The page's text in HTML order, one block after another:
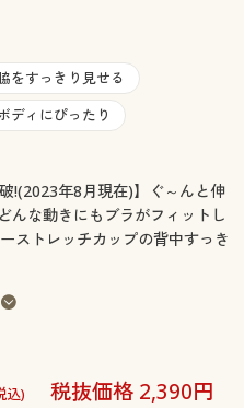
をすっきり見せる
ディにぴったり
!(2023年8月現在)】ぐ～んと伸
んな動きにもブラがフィットし
ストレッチカップの背中すっき
込)
税抜価格 2,390円